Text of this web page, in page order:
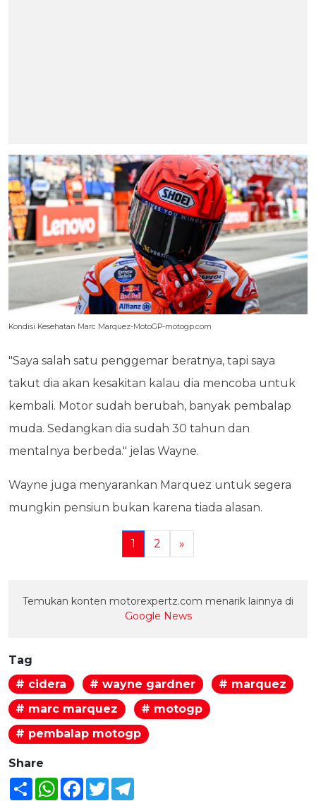
Kondisi Kesehatan Marc Marquez-MotoGP-motogp.com
"Saya salah satu penggemar beratnya, tapi saya
takut dia akan kesakitan kalau dia mencoba untuk
kembali. Motor sudah berubah, banyak pembalap
muda. Sedangkan dia sudah 30 tahun dan
mentalnya berbeda." jelas Wayne.
Wayne juga menyarankan Marquez untuk segera
mungkin pensiun bukan karena tiada alasan.
1 2 »
Temukan konten motorexpertz.com menarik lainnya di
Google News
Tag
# cidera
# wayne gardner
# marquez
# marc marquez
# motogp
# pembalap motogp
Share
Share WhatsAppFacebook
Twitter